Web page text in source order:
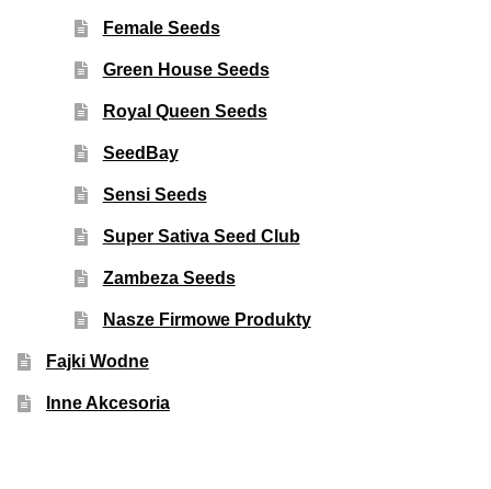
Female Seeds
Green House Seeds
Royal Queen Seeds
SeedBay
Sensi Seeds
Super Sativa Seed Club
Zambeza Seeds
Nasze Firmowe Produkty
Fajki Wodne
Inne Akcesoria